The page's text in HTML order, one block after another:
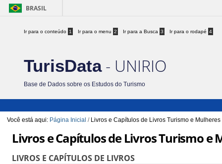
BRASIL
Ir para o conteúdo 1 Ir para o menu 2 Ir para a Busca 3 Ir para o rodapé 4
TurisData- UNIRIO
Base de Dados sobre os Estudos do Turismo
Você está aqui: Página Inicial / Livros e Capítulos de Livros Turismo e Mulheres
Livros e Capítulos de Livros Turismo e
LIVROS E CAPÍTULOS DE LIVROS